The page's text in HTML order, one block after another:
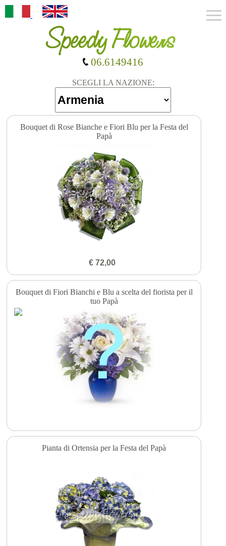
SCEGLI LA NAZIONE:
06.6149416
Bouquet di Rose Bianche e Fiori Blu per la Festa del
Papà
€ 72,00
Bouquet di Fiori Bianchi e Blu a scelta del fiorista per il
tuo Papà
Pianta di Ortensia per la Festa del Papà